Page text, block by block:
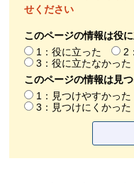
せください
このページの情報は役
1：役に立った
2
3：役に立たなかった
このページの情報は見
1：見つけやすかった
3：見つけにくかった